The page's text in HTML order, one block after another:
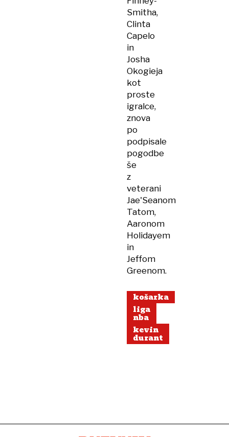
Smitha,
Clinta
Capelo
in
Josha
Okogieja
kot
proste
igralce,
znova
po
podpisale
pogodbe
še
z
veterani
Jae'Seanom
Tatom,
Aaronom
Holidayem
in
Jeffom
Greenom.
košarka
liga
nba
kevin
durant